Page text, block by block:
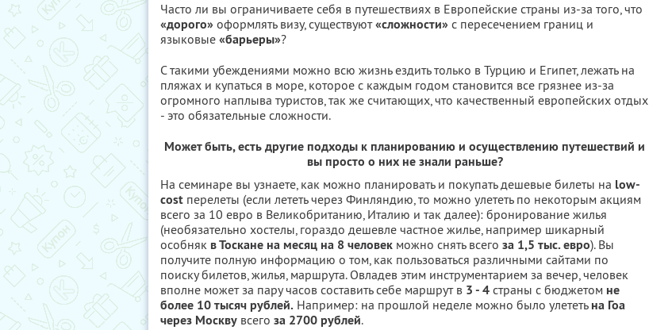
Часто ли вы ограничиваете себя в путешествиях в Европейские страны из-за того, что
«дорого» оформлять визу, существуют«сложности» с пересечением границ и
языковые «барьеры»?
С такими убеждениями можно всю жизнь ездить только в Турцию и Египет, лежать на
пляжах и купаться в море, которое с каждым годом становится все грязнее из-за
огромного наплыва туристов, так же считающих, что качественный европейских отдых
- это обязательные сложности.
Может быть, есть другие подходы к планированию и осуществлению путешествий и
вы просто о них не знали раньше?
На семинаре вы узнаете, как можно планировать и покупать дешевые билеты на low-
cost перелеты (если лететь через Финляндию, то можно улететь по некоторым акциям
всего за 10 евро в Великобританию, Италию и так далее): бронирование жилья
(необязательно хостелы, гораздо дешевле частное жилье, например шикарный
особняк в Тоскане на месяц на 8 человек можно снять всего за 1,5 тыс. евро). Вы
получите полную информацию о том, как пользоваться различными сайтами по
поиску билетов, жилья, маршрута. Овладев этим инструментарием за вечер, человек
вполне может за пару часов составить себе маршрут в 3 - 4 страны с бюджетом не
более 10 тысяч рублей. Например: на прошлой неделе можно было улететь на Гоа
через Москву всего за 2700 рублей.